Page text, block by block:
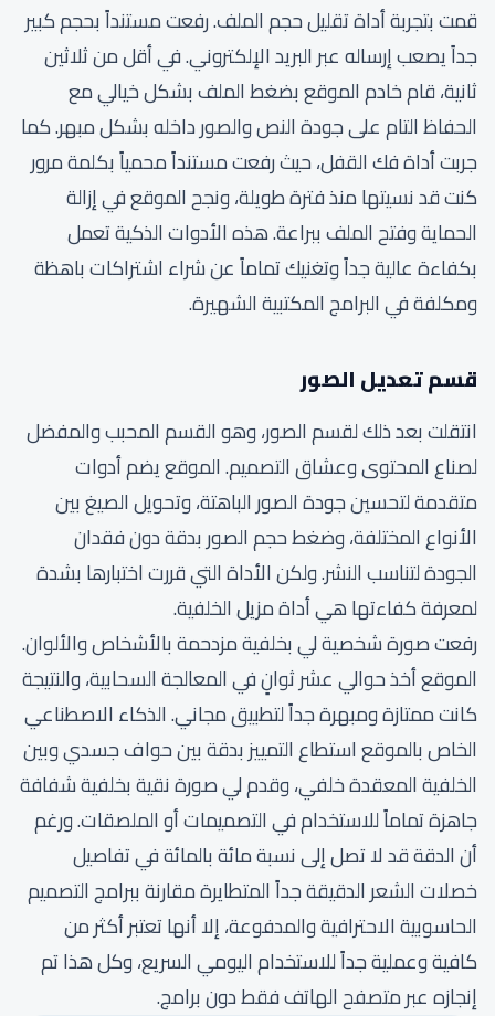
قمت بتجربة أداة تقليل حجم الملف. رفعت مستنداً بحجم كبير
جداً يصعب إرساله عبر البريد الإلكتروني. في أقل من ثلاثين
ثانية، قام خادم الموقع بضغط الملف بشكل خيالي مع
الحفاظ التام على جودة النص والصور داخله بشكل مبهر. كما
جربت أداة فك القفل، حيث رفعت مستنداً محمياً بكلمة مرور
كنت قد نسيتها منذ فترة طويلة، ونجح الموقع في إزالة
الحماية وفتح الملف ببراعة. هذه الأدوات الذكية تعمل
بكفاءة عالية جداً وتغنيك تماماً عن شراء اشتراكات باهظة
ومكلفة في البرامج المكتبية الشهيرة.
قسم تعديل الصور
انتقلت بعد ذلك لقسم الصور، وهو القسم المحبب والمفضل
لصناع المحتوى وعشاق التصميم. الموقع يضم أدوات
متقدمة لتحسين جودة الصور الباهتة، وتحويل الصيغ بين
الأنواع المختلفة، وضغط حجم الصور بدقة دون فقدان
الجودة لتناسب النشر. ولكن الأداة التي قررت اختبارها بشدة
لمعرفة كفاءتها هي أداة مزيل الخلفية.
رفعت صورة شخصية لي بخلفية مزدحمة بالأشخاص والألوان.
الموقع أخذ حوالي عشر ثوانٍ في المعالجة السحابية، والنتيجة
كانت ممتازة ومبهرة جداً لتطبيق مجاني. الذكاء الاصطناعي
الخاص بالموقع استطاع التمييز بدقة بين حواف جسدي وبين
الخلفية المعقدة خلفي، وقدم لي صورة نقية بخلفية شفافة
جاهزة تماماً للاستخدام في التصميمات أو الملصقات. ورغم
أن الدقة قد لا تصل إلى نسبة مائة بالمائة في تفاصيل
خصلات الشعر الدقيقة جداً المتطايرة مقارنة ببرامج التصميم
الحاسوبية الاحترافية والمدفوعة، إلا أنها تعتبر أكثر من
كافية وعملية جداً للاستخدام اليومي السريع، وكل هذا تم
إنجازه عبر متصفح الهاتف فقط دون برامج.